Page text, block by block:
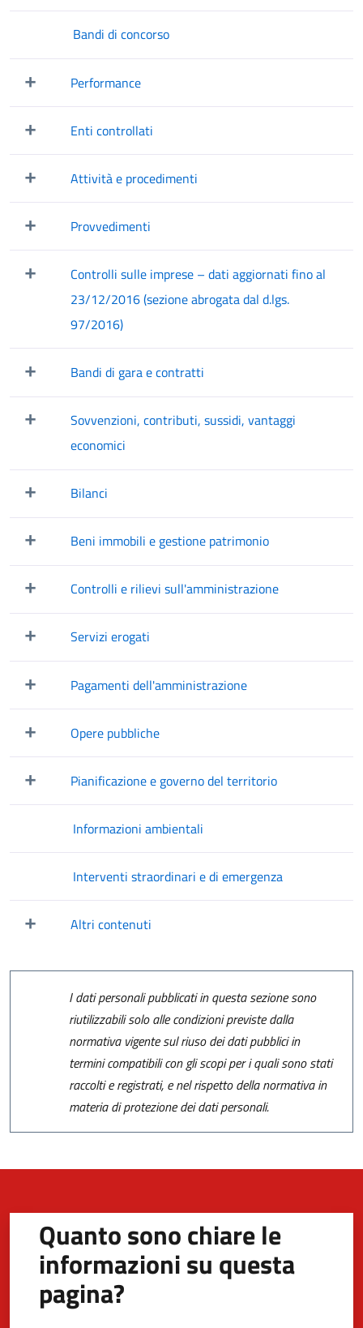
Mostra/Nascondi elementi figli
Bandi di concorso
Mostra/Nascondi elementi figli
Performance
Mostra/Nascondi elementi figli
Enti controllati
Mostra/Nascondi elementi figli
Attività e procedimenti
Mostra/Nascondi elementi figli
Provvedimenti
Mostra/Nascondi elementi figli
Controlli sulle imprese – dati aggiornati fino al
23/12/2016 (sezione abrogata dal d.lgs.
97/2016)
Mostra/Nascondi elementi figli
Bandi di gara e contratti
Mostra/Nascondi elementi figli
Sovvenzioni, contributi, sussidi, vantaggi
economici
Mostra/Nascondi elementi figli
Bilanci
Mostra/Nascondi elementi figli
Beni immobili e gestione patrimonio
Mostra/Nascondi elementi figli
Controlli e rilievi sull'amministrazione
Mostra/Nascondi elementi figli
Servizi erogati
Mostra/Nascondi elementi figli
Pagamenti dell'amministrazione
Mostra/Nascondi elementi figli
Opere pubbliche
Mostra/Nascondi elementi figli
Pianificazione e governo del territorio
Informazioni ambientali
Interventi straordinari e di emergenza
Altri contenuti
I dati personali pubblicati in questa sezione sono
riutilizzabili solo alle condizioni previste dalla
normativa vigente sul riuso dei dati pubblici in
termini compatibili con gli scopi per i quali sono stati
raccolti e registrati, e nel rispetto della normativa in
materia di protezione dei dati personali.
Quanto sono chiare le
informazioni su questa
pagina?